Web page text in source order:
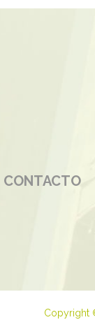
CONTACTO
Copyright